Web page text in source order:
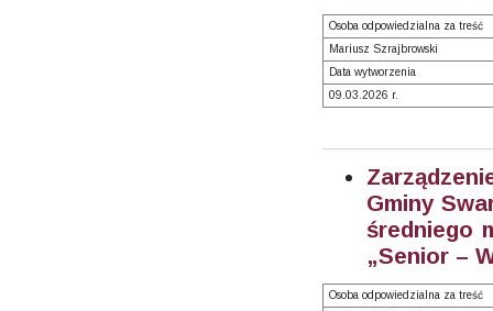
Osoba odpowiedzialna za treść
Mariusz Szrajbrowski
Data wytworzenia
09.03.2026 r.
Gminy
średniego
„Senior –
Osoba odpowiedzialna za treść